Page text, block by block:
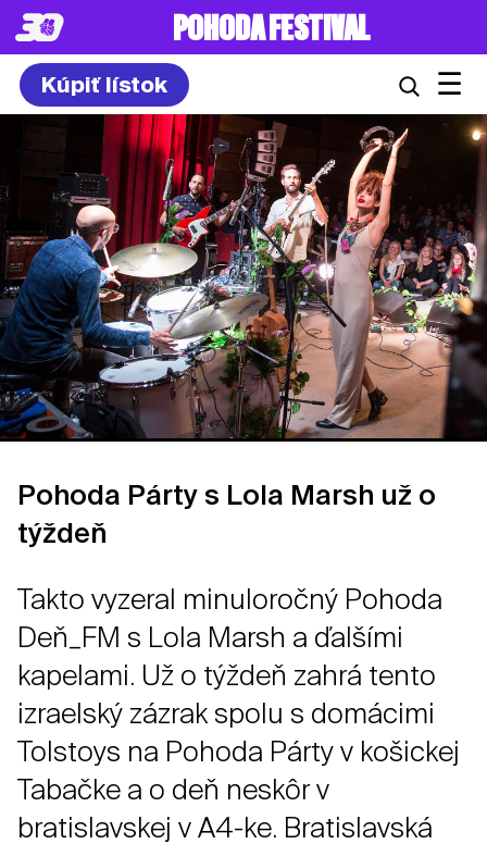
POHODA FESTIVAL
Kúpiť lístok ☰
Pohoda Párty s Lola Marsh už o
týždeň
Takto vyzeral minuloročný Pohoda
Deň_FM s Lola Marsh a ďalšími
kapelami. Už o týždeň zahrá tento
izraelský zázrak spolu s domácimi
Tolstoys na Pohoda Párty v košickej
Tabačke a o deň neskôr v
bratislavskej v A4-ke. Bratislavská